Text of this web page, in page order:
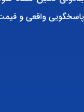
پاسخگویی واقعی و